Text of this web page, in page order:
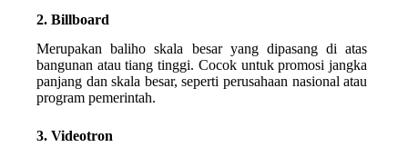
2. Billboard
Merupakan baliho skala besar yang dipasang di atas
bangunan atau tiang tinggi. Cocok untuk promosi jangka
panjang dan skala besar, seperti perusahaan nasional atau
program pemerintah.
3. Videotron